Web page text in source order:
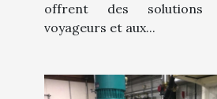
offrent des solutions
voyageurs et aux...